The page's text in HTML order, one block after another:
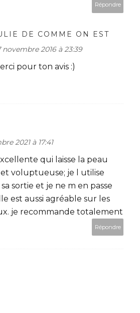
Répondre
DE COMME ON EST
novembre 2016 à 23:39
pour ton avis :)
2021 à 17:41
qui laisse la peau
voluptueuse; je l utilise
sortie et je ne m en passe
est aussi agréable sur les
je recommande totalement
Répondre